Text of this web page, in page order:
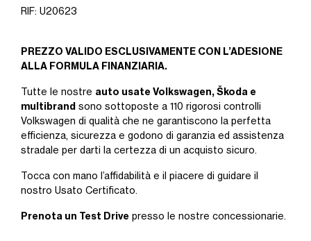
RIF: U20623
PREZZO VALIDO ESCLUSIVAMENTE CON L’ADESIONE
ALLA FORMULA FINANZIARIA.
Tutte le nostre auto usate Volkswagen, Škoda e
multibrand sono sottoposte a 110 rigorosi controlli
Volkswagen di qualità che ne garantiscono la perfetta
efficienza, sicurezza e godono di garanzia ed assistenza
stradale per darti la certezza di un acquisto sicuro.
Tocca con mano l’affidabilità e il piacere di guidare il
nostro Usato Certificato.
Prenota un Test Drive presso le nostre concessionarie.